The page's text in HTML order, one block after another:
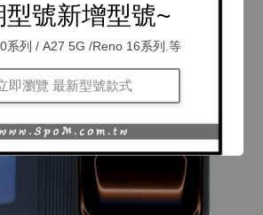
型號新增型號~
系列 / A27 5G /Reno 16系列.等
即瀏覽 最新型號款式